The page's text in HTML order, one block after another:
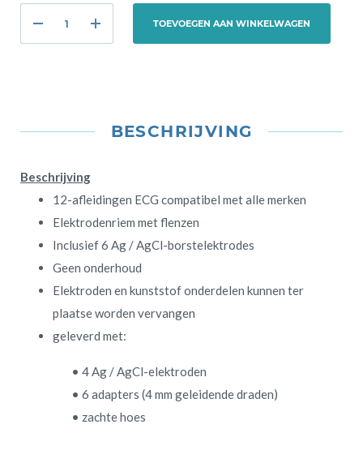
TOEVOEGEN AAN WINKELWAGEN
BESCHRIJVING
Beschrijving
12-afleidingen ECG compatibel met alle merken
Elektrodenriem met flenzen
Inclusief 6 Ag / AgCl-borstelektrodes
Geen onderhoud
Elektroden en kunststof onderdelen kunnen ter
plaatse worden vervangen
geleverd met:
• 4 Ag / AgCl-elektroden
• 6 adapters (4 mm geleidende draden)
• zachte hoes